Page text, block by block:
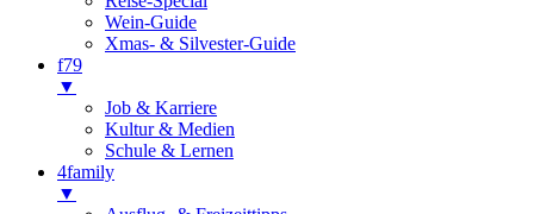
Wein-Guide
Xmas- & Silvester-Guide
f79
▼
Job & Karriere
Kultur & Medien
Schule & Lernen
4family
▼